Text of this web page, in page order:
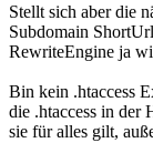
Stellt sich aber die
Subdomain
RewriteEngine ja
Bin kein .htaccess
die .htaccess in der
sie für alles gilt,